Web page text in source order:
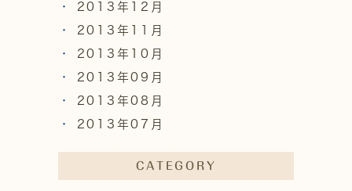
2013年12月
2013年11月
2013年10月
2013年09月
2013年08月
2013年07月
CATEGORY